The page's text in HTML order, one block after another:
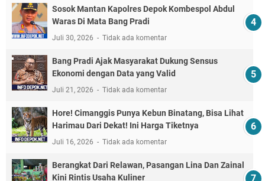
Sosok Mantan Kapolres Depok Kombespol Abdul
Waras Di Mata Bang Pradi
Juli 30, 2026 Tidak ada komentar
Bang Pradi Ajak Masyarakat Dukung Sensus
Ekonomi dengan Data yang Valid
Juli 21, 2026 Tidak ada komentar
Hore! Cimanggis Punya Kebun Binatang, Bisa Lihat
Harimau Dari Dekat! Ini Harga Tiketnya
Juli 16, 2026 Tidak ada komentar
Berangkat Dari Relawan, Pasangan Lina Dan Zainal
Kini Rintis Usaha Kuliner